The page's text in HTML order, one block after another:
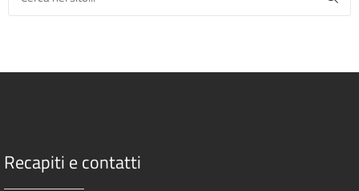
Recapiti e contatti